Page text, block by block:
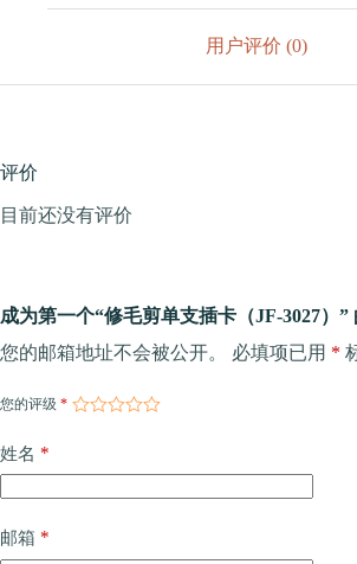
用户评价 (0)
评价
目前还没有评价
成为第一个“修毛剪单支插卡（JF-3027）”
您的邮箱地址不会被公开。
必填项已用 *
您的评级 *
姓名 *
邮箱 *